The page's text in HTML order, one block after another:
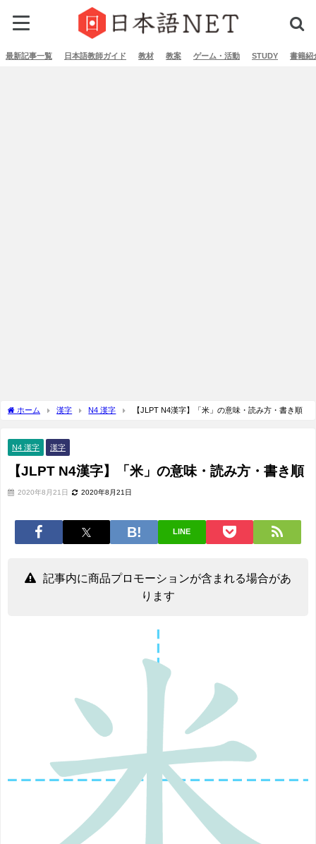
最新記事一覧 日本語教師ガイド 教材 教案 ゲーム・活動 STUDY 書籍紹
ホーム 漢字 N4 漢字 【JLPT N4漢字】「米」の意味・読み方・書き順
N4 漢字 漢字
【JLPT N4漢字】「米」の意味・読み方・書き順
2020年8月21日 2020年8月21日
LINE
記事内に商品プロモーションが含まれる場合があ
ります